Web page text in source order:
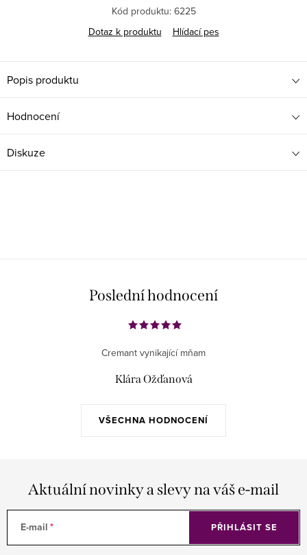
Kód produktu: 6225
Dotaz k produktu
Hlídací pes
Popis produktu
Hodnocení
Diskuze
Poslední hodnocení
VŠECHNA HODNOCENÍ
Cremant vynikající mňam
Klára Ožďanová
Aktuální novinky a slevy na váš e-mail
E-mail PŘIHLÁSIT SE